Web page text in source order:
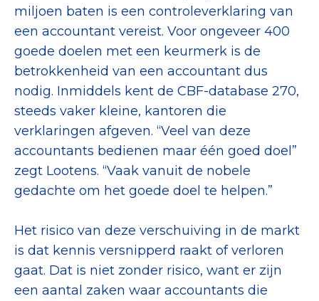
miljoen baten is een controleverklaring van
een accountant vereist. Voor ongeveer 400
goede doelen met een keurmerk is de
betrokkenheid van een accountant dus
nodig. Inmiddels kent de CBF-database 270,
steeds vaker kleine, kantoren die
verklaringen afgeven. “Veel van deze
accountants bedienen maar één goed doel”
zegt Lootens. “Vaak vanuit de nobele
gedachte om het goede doel te helpen.”
Het risico van deze verschuiving in de markt
is dat kennis versnipperd raakt of verloren
gaat. Dat is niet zonder risico, want er zijn
een aantal zaken waar accountants die